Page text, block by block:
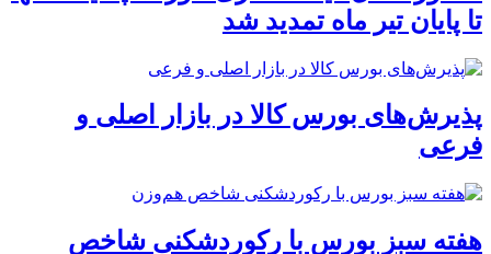
تا پایان تیر ماه تمدید شد
پذیرش‌های بورس کالا در بازار اصلی و
فرعی
هفته سبز بورس با رکوردشکنی شاخص